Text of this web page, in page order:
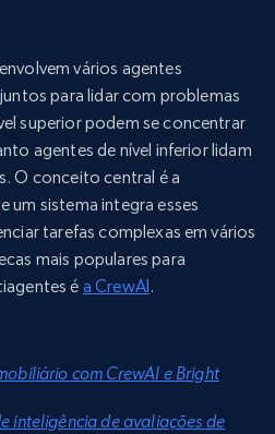
vários agentes
para lidar com problemas
superior podem se concentrar
agentes de nível inferior lidam
O conceito central é a
um sistema integra esses
tarefas complexas em vários
mais populares para
é a CrewAI .
com CrewAI e Bright
inteligência de avaliações de